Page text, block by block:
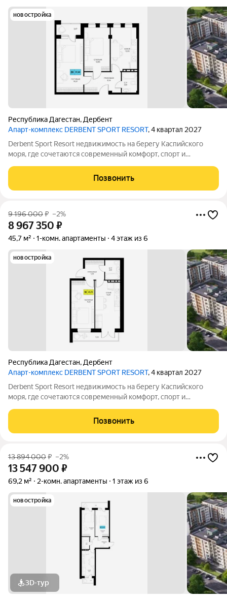
новостройка
Республика Дагестан, Дербент
Апарт-комплекс DERBENT SPORT RESORT, 4 квартал 2027
Derbent Sport Resort недвижимость на берегу Каспийского
моря, где сочетаются современный комфорт, спорт и
учитывают все потребности современных
Позвонить
9 196 000₽ –2%
8 967 350 ₽
45,7 м² 1-комн. апартаменты 4 этаж из 6
новостройка
Республика Дагестан, Дербент
Апарт-комплекс DERBENT SPORT RESORT, 4 квартал 2027
Derbent Sport Resort недвижимость на берегу Каспийского
моря, где сочетаются современный комфорт, спорт и
учитывают все потребности современных
Позвонить
13 894 000₽ –2%
13 547 900 ₽
69,2 м² 2-комн. апартаменты 1 этаж из 6
новостройка
3D-тур